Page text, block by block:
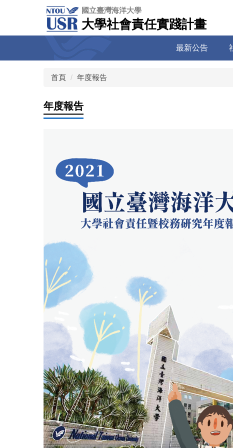
容
國立臺灣海洋大學
大學社會責任實踐計畫
最新公告
首頁 年度報告
年度報告